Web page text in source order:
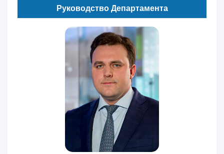
Руководство Департамента